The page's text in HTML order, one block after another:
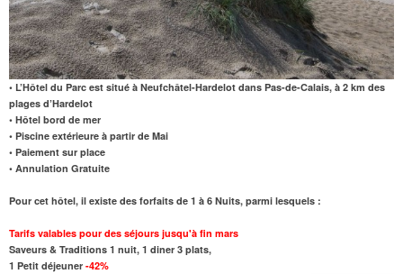
• L’Hôtel du Parc est situé à Neufchâtel-Hardelot dans Pas-de-Calais, à 2 km des
plages d’Hardelot
• Hôtel bord de mer
• Piscine extérieure à partir de Mai
• Paiement sur place
• Annulation Gratuite
Pour cet hôtel, il existe des forfaits de 1 à 6 Nuits, parmi lesquels :
Tarifs valables pour des séjours jusqu'à fin mars
Saveurs & Traditions 1 nuit, 1 diner 3 plats,
1 Petit déjeuner -42%